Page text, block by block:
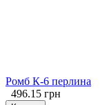
Ромб К-6 перлина
496.15 грн